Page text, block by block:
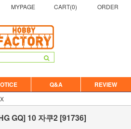
MYPAGE CART(0) ORDER
Q&A REVIEW
GQ] 10 자쿠2 [91736]